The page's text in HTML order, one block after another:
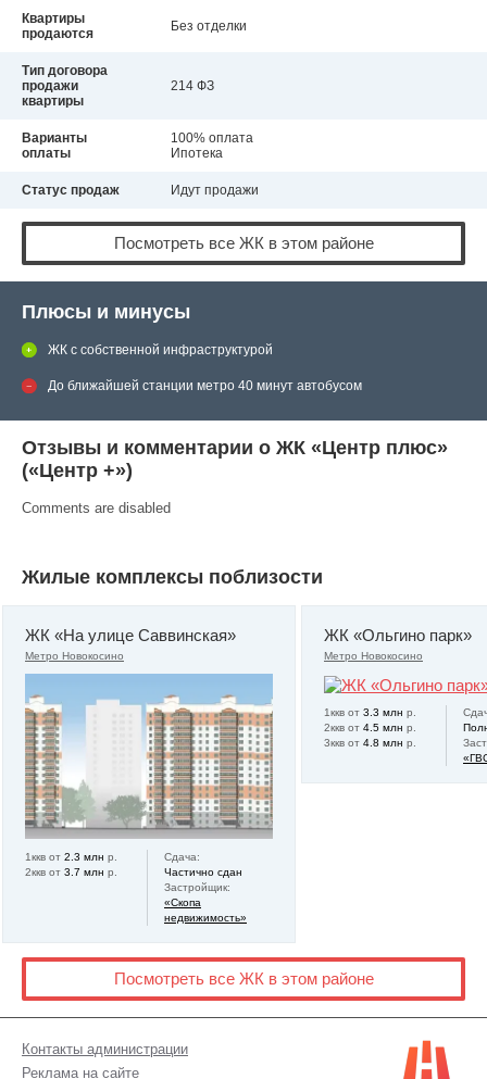
Квартиры
продаются
Без отделки
Тип договора
продажи
квартиры
214 ФЗ
Варианты
оплаты
100% оплата
Ипотека
Статус продаж Идут продажи
Посмотреть все ЖК в этом районе
Плюсы и минусы
ЖК с собственной инфраструктурой
До ближайшей станции метро 40 минут автобусом
Отзывы и комментарии о ЖК «Центр плюс»
(«Центр +»)
Comments are disabled
Жилые комплексы поблизости
ЖК «На улице Саввинская»
Метро Новокосино
1ккв от 2.3 млн р.
2ккв от 3.7 млн р.
Сдача:
Частично сдан
Застройщик:
«Скопа
недвижимость»
ЖК «Ольгино парк»
Метро Новокосино
1ккв от 3.3 млн р.
2ккв от 4.5 млн р.
3ккв от 4.8 млн р.
Посмотреть все ЖК в этом районе
Контакты администрации
Реклама на сайте